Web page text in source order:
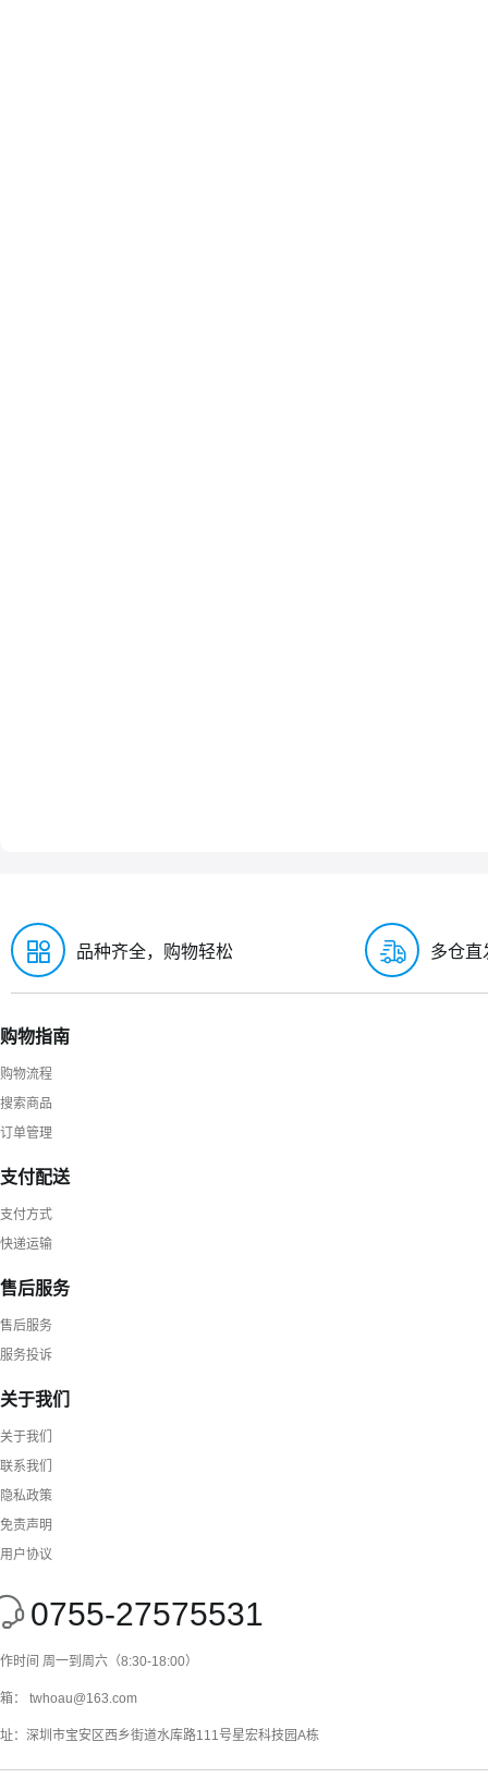
品种齐全，购物轻松 多仓直
购物指南
购物流程
搜索商品
订单管理
支付配送
支付方式
快递运输
售后服务
售后服务
服务投诉
关于我们
关于我们
联系我们
隐私政策
免责声明
用户协议
0755-27575531
时间 周一到周六（8:30-18:00）
： twhoau@163.com
：深圳市宝安区西乡街道水库路111号星宏科技园A栋